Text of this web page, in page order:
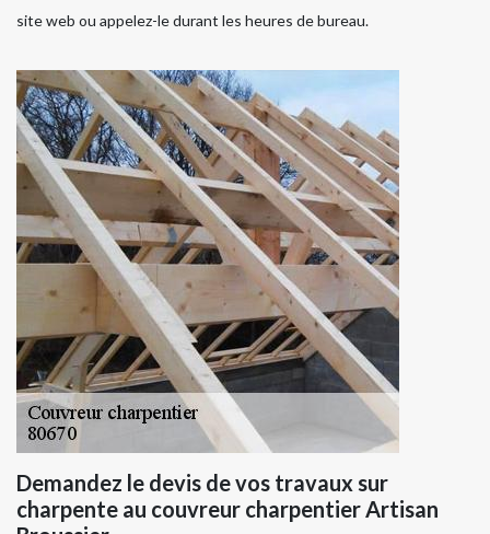
site web ou appelez-le durant les heures de bureau.
Demandez le devis de vos travaux sur
charpente au couvreur charpentier Artisan